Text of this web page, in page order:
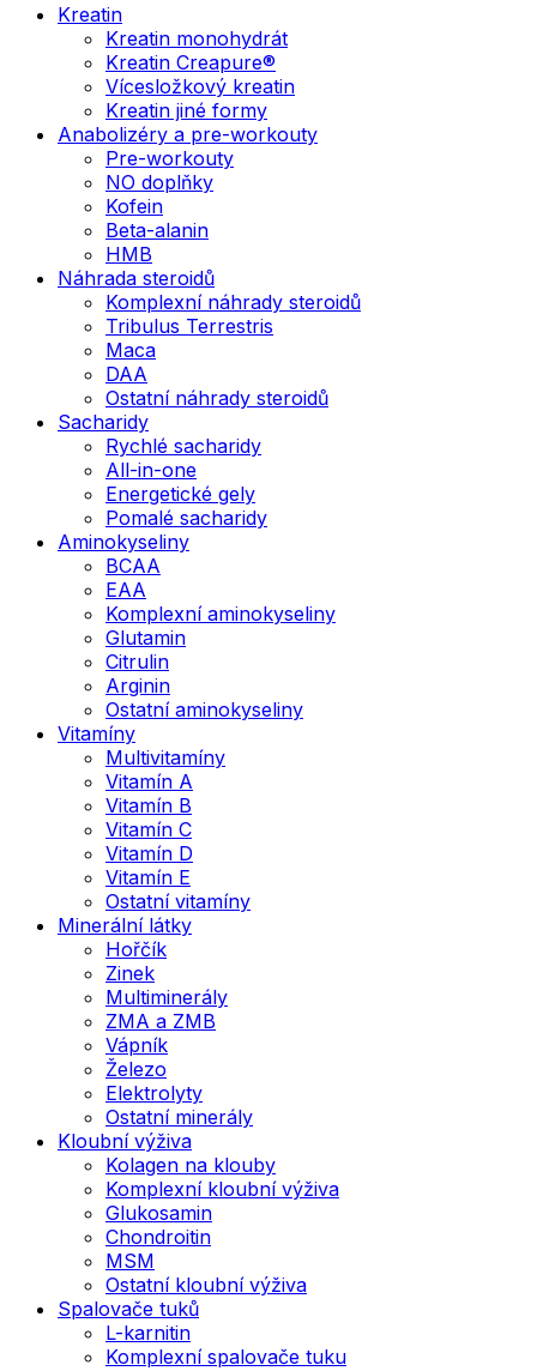
Kreatin
Kreatin monohydrát
Kreatin Creapure®
Vícesložkový kreatin
Kreatin jiné formy
Anabolizéry a pre-workouty
Pre-workouty
NO doplňky
Kofein
Beta-alanin
HMB
Náhrada steroidů
Komplexní náhrady steroidů
Tribulus Terrestris
Maca
DAA
Ostatní náhrady steroidů
Sacharidy
Rychlé sacharidy
All-in-one
Energetické gely
Pomalé sacharidy
Aminokyseliny
BCAA
EAA
Komplexní aminokyseliny
Glutamin
Citrulin
Arginin
Ostatní aminokyseliny
Vitamíny
Multivitamíny
Vitamín A
Vitamín B
Vitamín C
Vitamín D
Vitamín E
Ostatní vitamíny
Minerální látky
Hořčík
Zinek
Multiminerály
ZMA a ZMB
Vápník
Železo
Elektrolyty
Ostatní minerály
Kloubní výživa
Kolagen na klouby
Komplexní kloubní výživa
Glukosamin
Chondroitin
MSM
Ostatní kloubní výživa
Spalovače tuků
L-karnitin
Komplexní spalovače tuku